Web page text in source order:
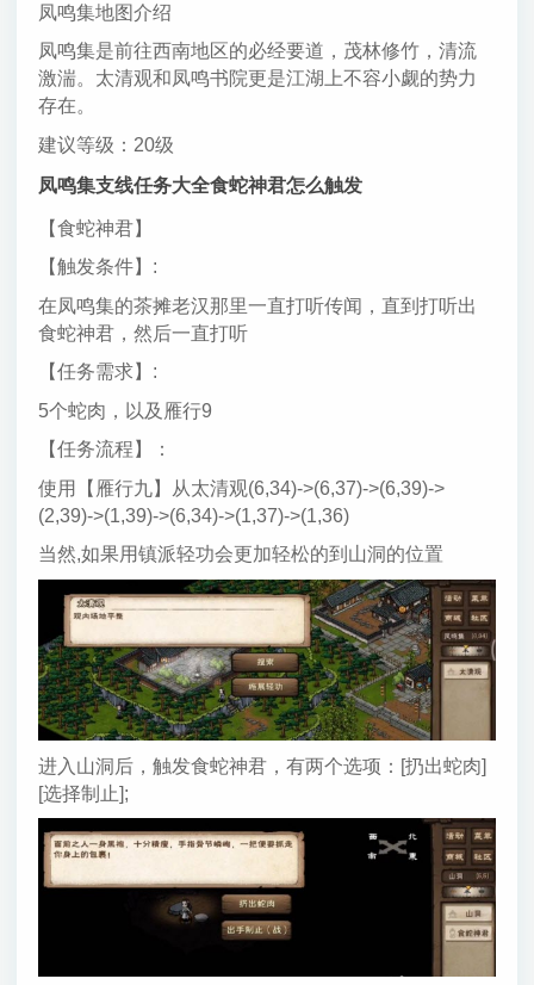
凤鸣集地图介绍
凤鸣集是前往西南地区的必经要道，茂林修竹，清流
激湍。太清观和凤鸣书院更是江湖上不容小觑的势力
存在。
建议等级：20级
凤鸣集支线任务大全食蛇神君怎么触发
【食蛇神君】
【触发条件】:
在凤鸣集的茶摊老汉那里一直打听传闻，直到打听出
食蛇神君，然后一直打听
【任务需求】:
5个蛇肉，以及雁行9
【任务流程】：
使用【雁行九】从太清观(6,34)->(6,37)->(6,39)->
(2,39)->(1,39)->(6,34)->(1,37)->(1,36)
当然,如果用镇派轻功会更加轻松的到山洞的位置
进入山洞后，触发食蛇神君，有两个选项：[扔出蛇肉]
[选择制止];